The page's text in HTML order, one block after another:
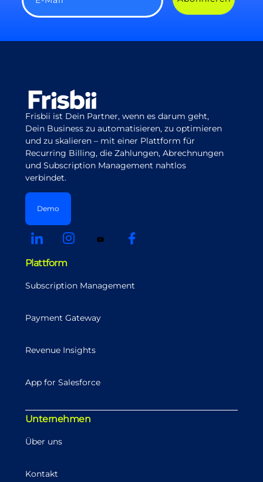
Frisbii ist Dein Partner, wenn es darum geht,
Dein Business zu automatisieren, zu optimieren
und zu skalieren – mit einer Plattform für
Recurring Billing, die Zahlungen, Abrechnungen
und Subscription Management nahtlos
verbindet.
Demo
Plattform
Subscription Management
Payment Gateway
Revenue Insights
App for Salesforce
Unternehmen
Über uns
Kontakt